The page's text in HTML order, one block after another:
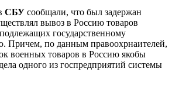
СБУ сообщали, что был задержан
вывоз в Россию товаров
государственному
Причем, по данным правоохрнаителей,
военных товаров в Россию якобы
одного из госпредприятий системы